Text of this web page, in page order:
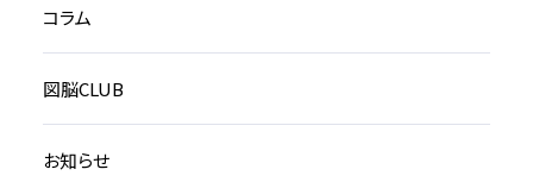
コラム
図脳CLUB
お知らせ